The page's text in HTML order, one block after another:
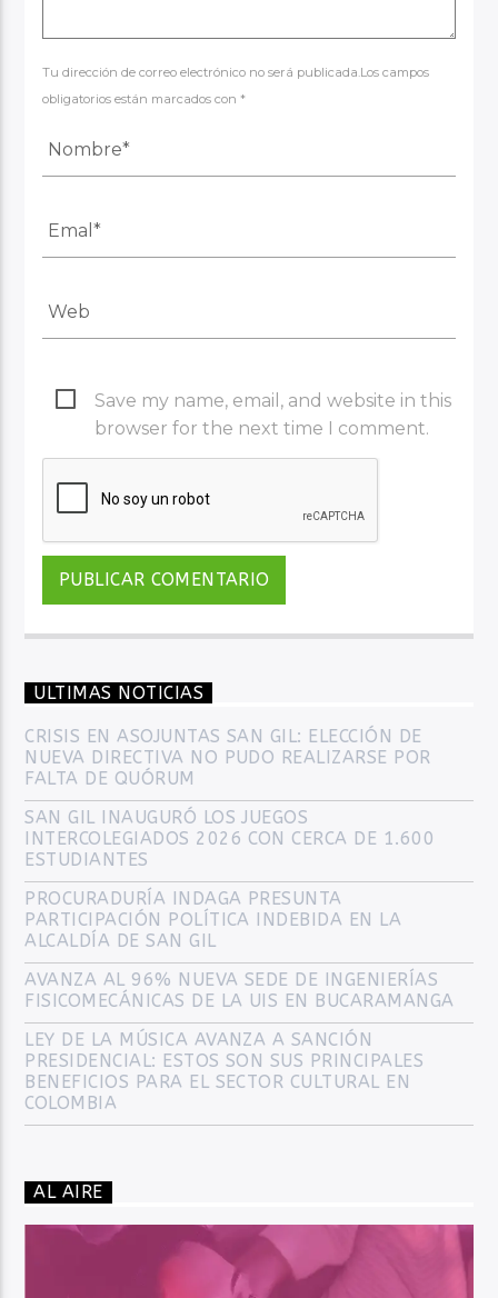
Tu dirección de correo electrónico no será publicada.Los campos
obligatorios están marcados con *
Save my name, email, and website in this
browser for the next time I comment.
ULTIMAS NOTICIAS
CRISIS EN ASOJUNTAS SAN GIL: ELECCIÓN DE
NUEVA DIRECTIVA NO PUDO REALIZARSE POR
FALTA DE QUÓRUM
SAN GIL INAUGURÓ LOS JUEGOS
INTERCOLEGIADOS 2026 CON CERCA DE 1.600
ESTUDIANTES
PROCURADURÍA INDAGA PRESUNTA
PARTICIPACIÓN POLÍTICA INDEBIDA EN LA
ALCALDÍA DE SAN GIL
AVANZA AL 96% NUEVA SEDE DE INGENIERÍAS
FISICOMECÁNICAS DE LA UIS EN BUCARAMANGA
LEY DE LA MÚSICA AVANZA A SANCIÓN
PRESIDENCIAL: ESTOS SON SUS PRINCIPALES
BENEFICIOS PARA EL SECTOR CULTURAL EN
COLOMBIA
AL AIRE